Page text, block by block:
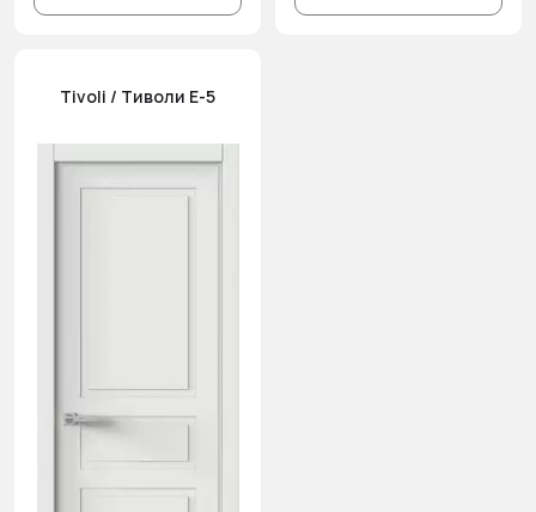
Tivoli / Тиволи Е-5